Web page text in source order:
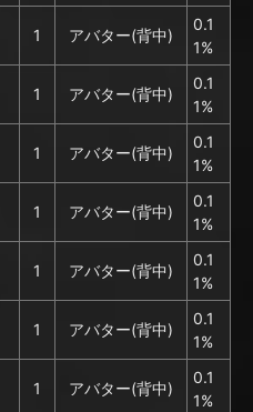
1 アバター(背中)
0.1
1%
1 アバター(背中)
0.1
1%
1 アバター(背中)
0.1
1%
1 アバター(背中)
0.1
1%
1 アバター(背中)
0.1
1%
1 アバター(背中)
0.1
1%
1 アバター(背中)
0.1
1%